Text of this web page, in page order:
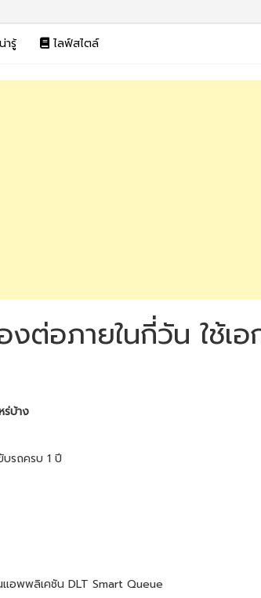
ารู้ ไลฟ์สไตล์
อภายในกี่วัน ใช้เอก
ร่บ้าง
รถครบ 1 ปี
แอพพลิเคชัน DLT Smart Queue